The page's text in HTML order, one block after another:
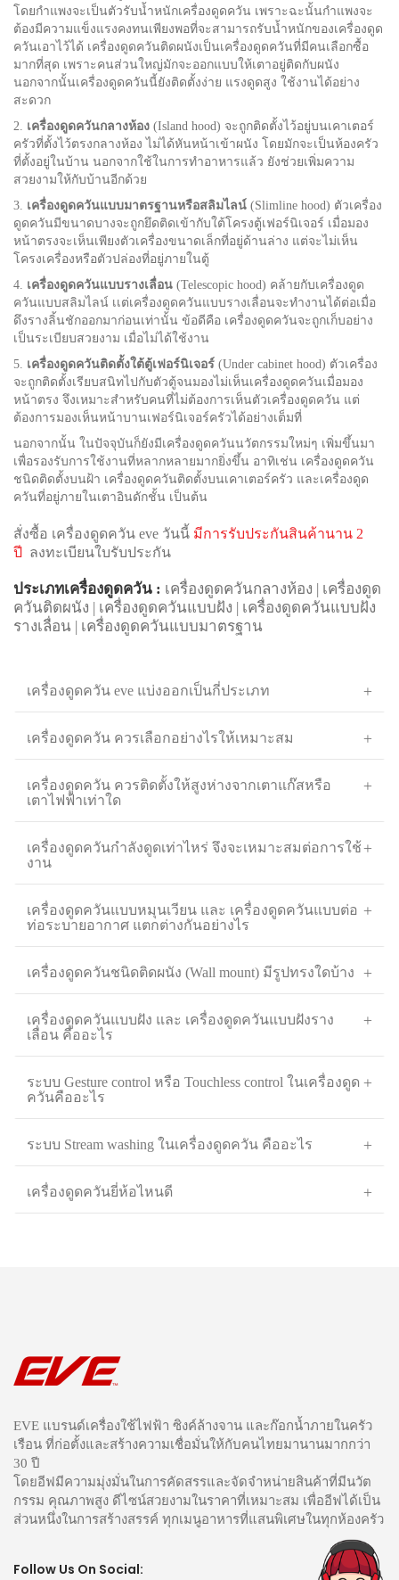
โดยกำแพงจะเป็นตัวรับน้ำหนักเครื่องดูดควัน เพราะฉะนั้นกำแพงจะ
ต้องมีความแข็งแรงคงทนเพียงพอที่จะสามารถรับน้ำหนักของเครื่องดูด
ควันเอาไว้ได้ เครื่องดูดควันติดผนังเป็นเครื่องดูดควันที่มีคนเลือกซื้อ
มากที่สุด เพราะคนส่วนใหญ่มักจะออกแบบให้เตาอยู่ติดกับผนัง
นอกจากนั้นเครื่องดูดควันนี้ยังติดตั้งง่าย แรงดูดสูง ใช้งานได้อย่าง
สะดวก
2. เครื่องดูดควันกลางห้อง (Island hood) จะถูกติดตั้งไว้อยู่บนเคาเตอร์
ครัวที่ตั้งไว้ตรงกลางห้อง ไม่ได้หันหน้าเข้าผนัง โดยมักจะเป็นห้องครัว
ที่ตั้งอยู่ในบ้าน นอกจากใช้ในการทำอาหารแล้ว ยังช่วยเพิ่มความ
สวยงามให้กับบ้านอีกด้วย
3. เครื่องดูดควันแบบมาตรฐานหรือสลิมไลน์ (Slimline hood) ตัวเครื่อง
ดูดควันมีขนาดบางจะถูกยึดติดเข้ากับใต้โครงตู้เฟอร์นิเจอร์ เมื่อมอง
หน้าตรงจะเห็นเพียงตัวเครื่องขนาดเล็กที่อยู่ด้านล่าง แต่จะไม่เห็น
โครงเครื่องหรือตัวปล่องที่อยู่ภายในตู้
4. เครื่องดูดควันแบบรางเลื่อน (Telescopic hood) คล้ายกับเครื่องดูด
ควันแบบสลิมไลน์ เเต่เครื่องดูดควันแบบรางเลื่อนจะทำงานได้ต่อเมื่อ
ดึงรางลิ้นชักออกมาก่อนเท่านั้น ข้อดีคือ เครื่องดูดควันจะถูกเก็บอย่าง
เป็นระเบียบสวยงาม เมื่อไม่ได้ใช้งาน
5. เครื่องดูดควันติดตั้งใต้ตู้เฟอร์นิเจอร์ (Under cabinet hood) ตัวเครื่อง
จะถูกติดตั้งเรียบสนิทไปกับตัวตู้จนมองไม่เห็นเครื่องดูดควันเมื่อมอง
หน้าตรง จึงเหมาะสำหรับคนที่ไม่ต้องการเห็นตัวเครื่องดูดควัน แต่
ต้องการมองเห็นหน้าบานเฟอร์นิเจอร์ครัวได้อย่างเต็มที่
นอกจากนั้น ในปัจจุบันก็ยังมีเครื่องดูดควันนวัตกรรมใหม่ๆ เพิ่มขึ้นมา
เพื่อรองรับการใช้งานที่หลากหลายมากยิ่งขึ้น อาทิเช่น เครื่องดูดควัน
ชนิดติดตั้งบนฝ้า เครื่องดูดควันติดตั้งบนเคาเตอร์ครัว และเครื่องดูด
ควันที่อยู่ภายในเตาอินดักชั้น เป็นต้น
สั่งซื้อ เครื่องดูดควัน eve วันนี้ มีการรับประกันสินค้านาน 2
ปี
ลงทะเบียนใบรับประกัน
ประเภทเครื่องดูดควัน : เครื่องดูดควันกลางห้อง
เครื่องดูด
ควันติดผนัง
เครื่องดูดควันแบบฝัง
เครื่องดูดควันแบบฝัง
รางเลื่อน
เครื่องดูดควันแบบมาตรฐาน
เครื่องดูดควัน eve แบ่งออกเป็นกี่ประเภท
เครื่องดูดควัน ควรเลือกอย่างไรให้เหมาะสม
เครื่องดูดควัน ควรติดตั้งให้สูงห่างจากเตาแก๊สหรือ
เตาไฟฟ้าเท่าใด
เครื่องดูดควันกำลังดูดเท่าไหร่ จึงจะเหมาะสมต่อการใช้
งาน
เครื่องดูดควันแบบหมุนเวียน และ เครื่องดูดควันแบบต่อ
ท่อระบายอากาศ แตกต่างกันอย่างไร
เครื่องดูดควันชนิดติดผนัง (Wall mount) มีรูปทรงใดบ้าง
เครื่องดูดควันแบบฝัง และ เครื่องดูดควันแบบฝังราง
เลื่อน คืออะไร
ระบบ Gesture control หรือ Touchless control ในเครื่องดูด
ควันคืออะไร
ระบบ Stream washing ในเครื่องดูดควัน คืออะไร
เครื่องดูดควันยี่ห้อไหนดี
EVE แบรนด์เครื่องใช้ไฟฟ้า ซิงค์ล้างจาน และก๊อกน้ำภายในครัว
เรือน ที่ก่อตั้งและสร้างความเชื่อมั่นให้กับคนไทยมานานมากกว่า
30 ปี
โดยอีฟมีความมุ่งมั่นในการคัดสรรและจัดจำหน่ายสินค้าที่มีนวัต
กรรม คุณภาพสูง ดีไซน์สวยงามในราคาที่เหมาะสม เพื่ออีฟได้เป็น
ส่วนหนึ่งในการสร้างสรรค์ ทุกเมนูอาหารที่แสนพิเศษในทุกห้องครัว
Follow Us On Social: